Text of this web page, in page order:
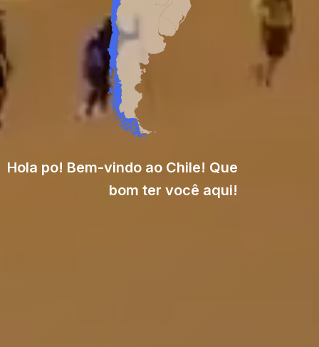
Hola po! Bem-vindo ao Chile! Que
bom ter você aqui!